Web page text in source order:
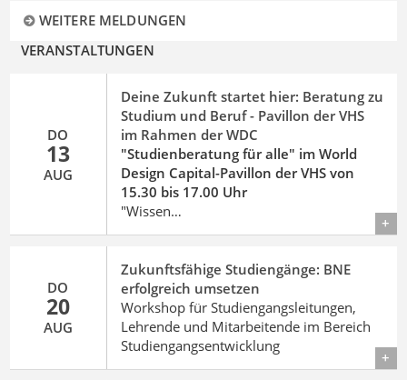
WEITERE MELDUNGEN
VERANSTALTUNGEN
DO
13
AUG
Deine Zukunft startet hier: Beratung zu
Studium und Beruf - Pavillon der VHS
im Rahmen der WDC
"Studienberatung für alle" im World
Design Capital-Pavillon der VHS von
15.30 bis 17.00 Uhr
"Wissen…
Details
DO
20
AUG
Zukunftsfähige Studiengänge: BNE
erfolgreich umsetzen
Workshop für Studiengangsleitungen,
Lehrende und Mitarbeitende im Bereich
Studiengangsentwicklung
Details